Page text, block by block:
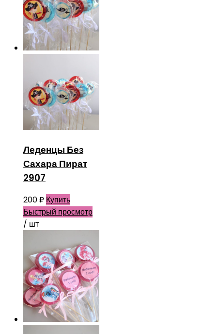
Леденцы Без
Сахара Пират
2907
200₽ Купить
Быстрый просмотр
/ шт